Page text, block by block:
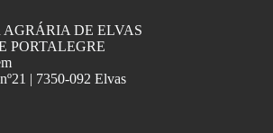
AGRÁRIA DE ELVAS
PORTALEGRE
| 7350-092 Elvas